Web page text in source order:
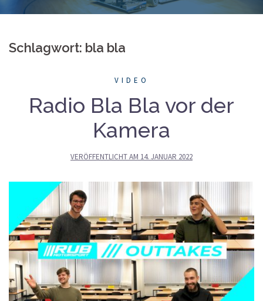
Schlagwort: bla bla
VIDEO
Radio Bla Bla vor der
Kamera
VERÖFFENTLICHT AM 14. JANUAR 2022